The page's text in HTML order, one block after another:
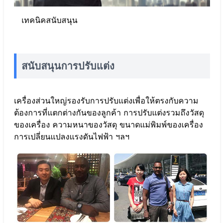
เทคนิคสนับสนุน
สนับสนุนการปรับแต่ง
เครื่องส่วนใหญ่รองรับการปรับแต่งเพื่อให้ตรงกับความ
ต้องการที่แตกต่างกันของลูกค้า การปรับแต่งรวมถึงวัสดุ
ของเครื่อง ความหนาของวัสดุ ขนาดแม่พิมพ์ของเครื่อง
การเปลี่ยนแปลงแรงดันไฟฟ้า ฯลฯ